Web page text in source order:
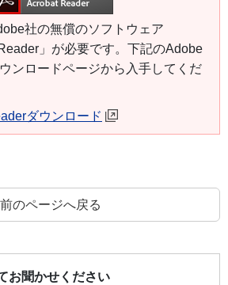
社の無償のソフトウェア
」が必要です。下記のAdobe
ンロードページから入手してくだ
ダウンロード
前のページへ戻る
お聞かせください